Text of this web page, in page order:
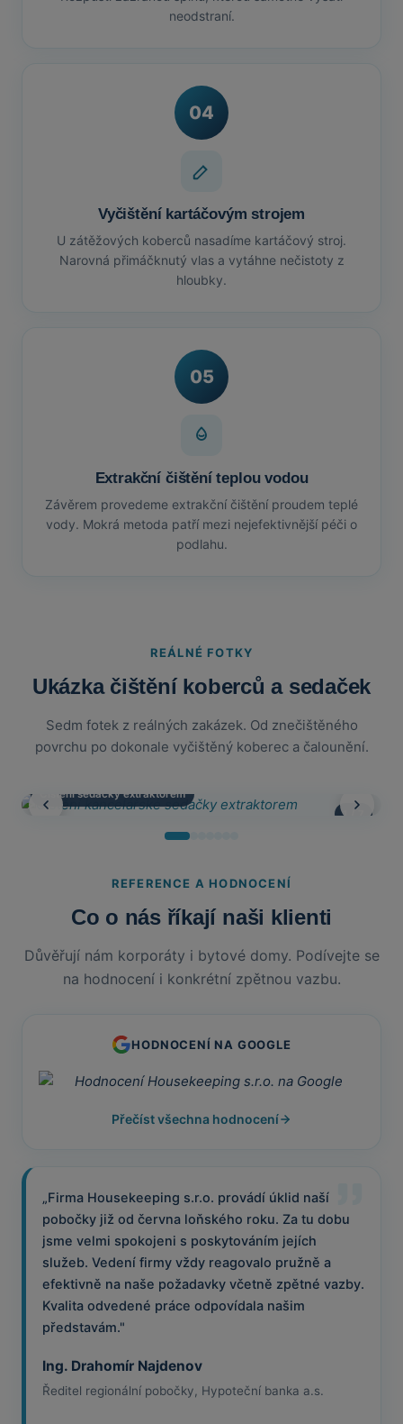
neodstraní.
04
Vyčištění kartáčovým strojem
U zátěžových koberců nasadíme kartáčový stroj.
Narovná přimáčknutý vlas a vytáhne nečistoty z
hloubky.
05
Extrakční čištění teplou vodou
Závěrem provedeme extrakční čištění proudem teplé
vody. Mokrá metoda patří mezi nejefektivnější péči o
podlahu.
REÁLNÉ FOTKY
Ukázka čištění koberců a sedaček
Sedm fotek z reálných zakázek. Od znečištěného
povrchu po dokonale vyčištěný koberec a čalounění.
1
Čištění sedačky extraktorem
REFERENCE A HODNOCENÍ
Co o nás říkají naši klienti
Důvěřují nám korporáty i bytové domy. Podívejte se
na hodnocení i konkrétní zpětnou vazbu.
HODNOCENÍ NA GOOGLE
Přečíst všechna hodnocení
„Firma Housekeeping s.r.o. provádí úklid naší
pobočky již od června loňského roku. Za tu dobu
jsme velmi spokojeni s poskytováním jejích
služeb. Vedení firmy vždy reagovalo pružně a
efektivně na naše požadavky včetně zpětné vazby.
Kvalita odvedené práce odpovídala našim
představám."
Ing. Drahomír Najdenov
Ředitel regionální pobočky, Hypoteční banka a.s.